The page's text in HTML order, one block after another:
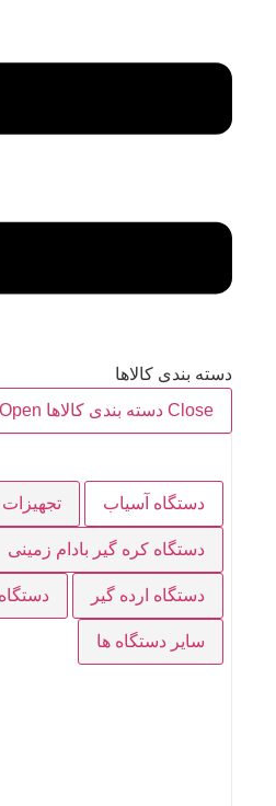
دسته بندی کالاها
Close دسته بندی کالاها
Open دسته بندی کالاها
دستگاه آسیاب
دستگاه کره گیر بادام زمینی
دستگاه ارده گیر
سایر دستگاه ها